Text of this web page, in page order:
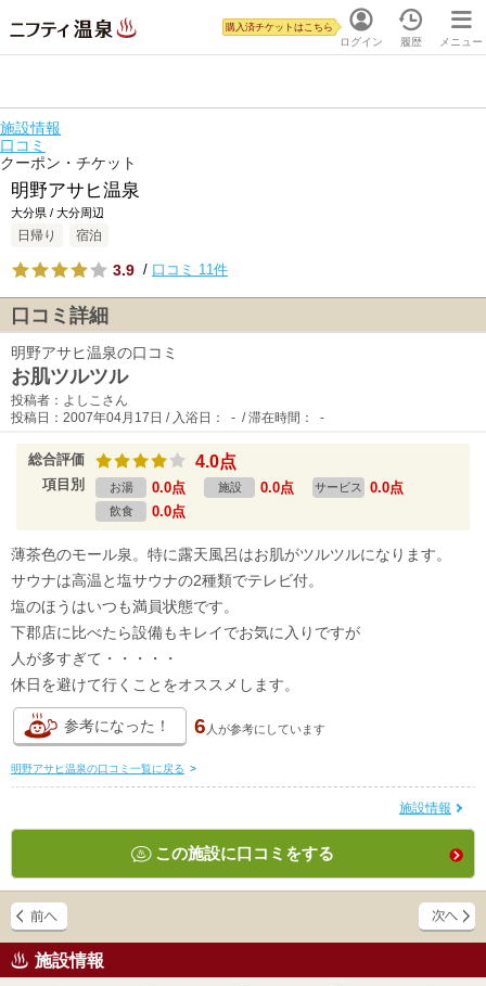
ログイン
購入済チケットはこちら
履歴 メニュー
施設情報
口コミ
クーポン・チケット
明野アサヒ温泉
大分県 / 大分周辺
日帰り 宿泊
3.9 / 口コミ 11件
口コミ詳細
明野アサヒ温泉の口コミ
お肌ツルツル
投稿者：よしこさん
投稿日：2007年04月17日 / 入浴日： - / 滞在時間： -
総合評価 4.0点
項目別 お湯 0.0点 施設 0.0点 サービス 0.0点
飲食 0.0点
薄茶色のモール泉。特に露天風呂はお肌がツルツルになります。
サウナは高温と塩サウナの2種類でテレビ付。
塩のほうはいつも満員状態です。
下郡店に比べたら設備もキレイでお気に入りですが
人が多すぎて・・・・・
休日を避けて行くことをオススメします。
参考になった！ 6 人が参考にしています
明野アサヒ温泉の口コミ一覧に戻る >
施設情報
この施設に口コミをする
施設情報